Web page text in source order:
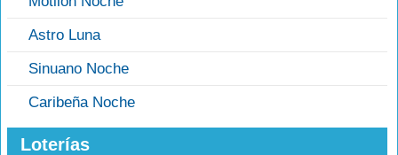
Astro Luna
Sinuano Noche
Caribeña Noche
Loterías